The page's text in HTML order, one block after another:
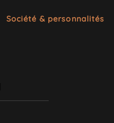
Société & personnalités